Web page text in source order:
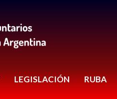
LEGISLACIÓN RUBA